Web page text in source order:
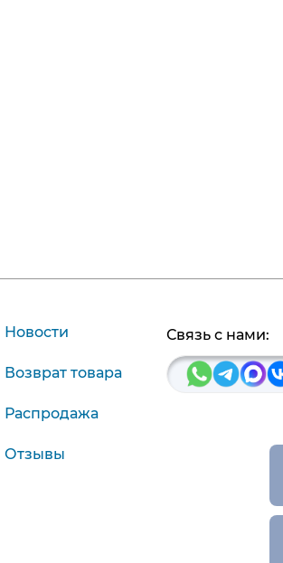
Новости
Возврат товара
Распродажа
Отзывы
Связь с нами: